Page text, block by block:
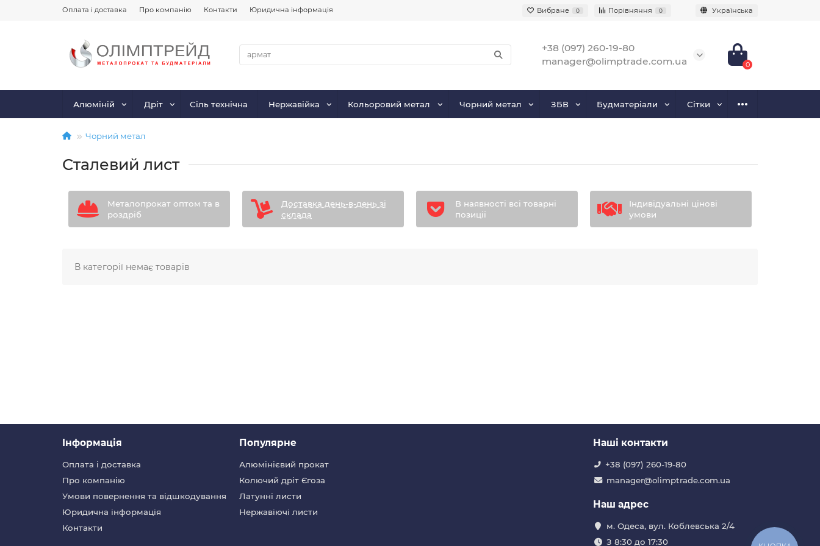
Оплата і доставка Про компанію Контакти Юридична інформація Вибране 0 Порівняння 0 Українська
+38 (097) 260-19-80
manager@olimptrade.com.ua
0
Алюміній Дріт Сіль технічна Нержавійка Кольоровий метал Чорний метал ЗБВ Будматеріали Сітки
Чорний метал
Сталевий лист
Металопрокат оптом та в
роздріб
Доставка день-в-день зі
склада
В наявності всі товарні
позиції
Індивідуальні цінові
умови
В категорії немає товарів
Iнформація
Оплата і доставка
Про компанію
Умови повернення та відшкодування
Юридична інформація
Контакти
Популярне
Алюмінієвий прокат
Колючий дріт Єгоза
Латунні листи
Нержавіючі листи
Наші контакти
+38 (097) 260-19-80
manager@olimptrade.com.ua
Наш адрес
м. Одеса, вул. Коблевська 2/4
З 8:30 до 17:30